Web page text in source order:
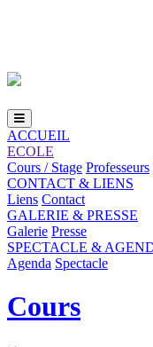
ACCUEIL
ECOLE
Cours / Stage Professeurs
CONTACT & LIENS
Liens Contact
GALERIE & PRESSE
Galerie Presse
SPECTACLE &
Agenda Spectacle
Cours